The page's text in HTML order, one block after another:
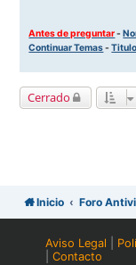
Antes de preguntar-
Continuar Temas-
Cerrado
Inicio Foro
Aviso Legal
|Contacto